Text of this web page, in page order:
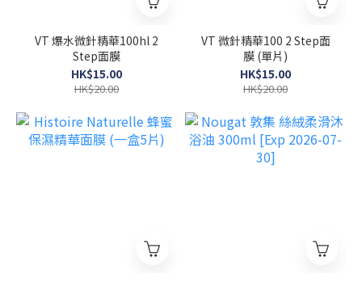
VT 爆水微針精華100hl 2
Step面膜
HK$15.00
HK$20.00
VT 微針精華100 2 Step面
膜 (單片)
HK$15.00
HK$20.00